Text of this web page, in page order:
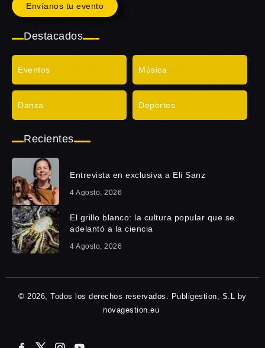
Envíanos tu evento
Destacados
Eventos Música
Danza Deportes
Recientes
Entrevista en exclusiva a Eli Sanz
4 Agosto, 2026
El grillo blanco: la cultura popular que se
adelantó a la ciencia
4 Agosto, 2026
© 2026, Todos los derechos reservados. Publigestion, S.L by
novagestion.eu